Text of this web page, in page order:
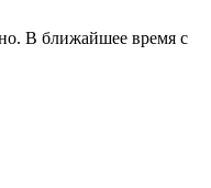
В ближайшее время с